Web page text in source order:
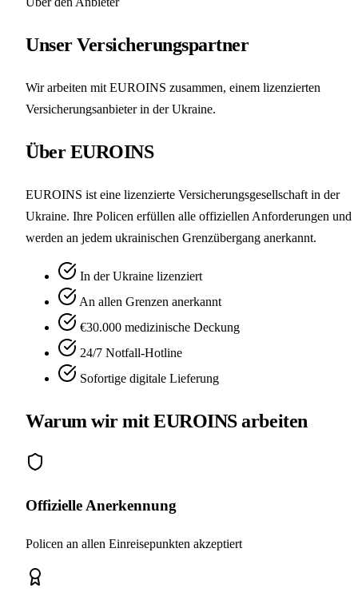
Unser Versicherungspartner
Wir arbeiten mit EUROINS zusammen, einem lizenzierten
Versicherungsanbieter in der Ukraine.
Über EUROINS
EUROINS ist eine lizenzierte Versicherungsgesellschaft in der
Ukraine. Ihre Policen erfüllen alle offiziellen Anforderungen und
werden an jedem ukrainischen Grenzübergang anerkannt.
In der Ukraine lizenziert
An allen Grenzen anerkannt
€30.000 medizinische Deckung
24/7 Notfall-Hotline
Sofortige digitale Lieferung
Warum wir mit EUROINS arbeiten
Offizielle Anerkennung
Policen an allen Einreisepunkten akzeptiert